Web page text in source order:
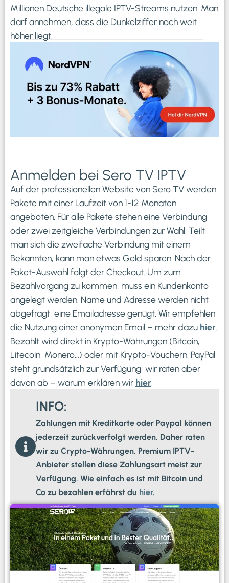
Millionen Deutsche illegale IPTV-Streams nutzen. Man
darf annehmen, dass die Dunkelziffer noch weit
höher liegt.
Anmelden bei Sero TV IPTV
Auf der professionellen Website von Sero TV werden
Pakete mit einer Laufzeit von 1-12 Monaten
angeboten. Für alle Pakete stehen eine Verbindung
oder zwei zeitgleiche Verbindungen zur Wahl. Teilt
man sich die zweifache Verbindung mit einem
Bekannten, kann man etwas Geld sparen. Nach der
Paket-Auswahl folgt der Checkout. Um zum
Bezahlvorgang zu kommen, muss ein Kundenkonto
angelegt werden. Name und Adresse werden nicht
abgefragt, eine Emailadresse genügt. Wir empfehlen
die Nutzung einer anonymen Email – mehr dazu hier.
Bezahlt wird direkt in Krypto-Währungen (Bitcoin,
Litecoin, Monero…) oder mit Krypto-Vouchern. PayPal
steht grundsätzlich zur Verfügung, wir raten aber
davon ab – warum erklären wir hier.
INFO:
Zahlungen mit Kreditkarte oder Paypal können
jederzeit zurückverfolgt werden. Daher raten
wir zu Crypto-Währungen. Premium IPTV-
Anbieter stellen diese Zahlungsart meist zur
Verfügung. Wie einfach es ist mit Bitcoin und
Co zu bezahlen erfährst du hier.